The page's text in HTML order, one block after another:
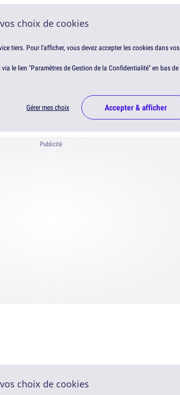
choix de cookies
tiers. Pour l'afficher, vous devez accepter les cookies dans vos
le lien "Paramètres de Gestion de la Confidentialité" en bas de
Gérer mes choix Accepter & afficher
Publicité
choix de cookies